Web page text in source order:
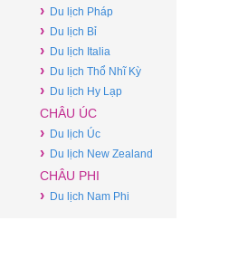
› Du lịch Pháp
› Du lịch Bỉ
› Du lịch Italia
› Du lịch Thổ Nhĩ Kỳ
› Du lịch Hy Lạp
CHÂU ÚC
› Du lịch Úc
› Du lịch New Zealand
CHÂU PHI
› Du lịch Nam Phi